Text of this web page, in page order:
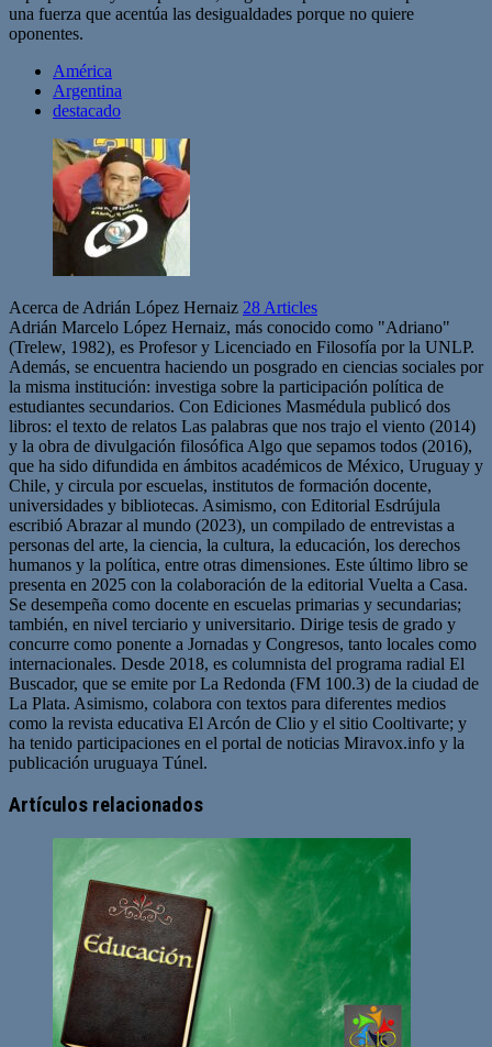
una fuerza que acentúa las desigualdades porque no quiere
oponentes.
América
Argentina
destacado
Acerca de Adrián López Hernaiz 28 Articles
Adrián Marcelo López Hernaiz, más conocido como "Adriano"
(Trelew, 1982), es Profesor y Licenciado en Filosofía por la UNLP.
Además, se encuentra haciendo un posgrado en ciencias sociales por
la misma institución: investiga sobre la participación política de
estudiantes secundarios. Con Ediciones Masmédula publicó dos
libros: el texto de relatos Las palabras que nos trajo el viento (2014)
y la obra de divulgación filosófica Algo que sepamos todos (2016),
que ha sido difundida en ámbitos académicos de México, Uruguay y
Chile, y circula por escuelas, institutos de formación docente,
universidades y bibliotecas. Asimismo, con Editorial Esdrújula
escribió Abrazar al mundo (2023), un compilado de entrevistas a
personas del arte, la ciencia, la cultura, la educación, los derechos
humanos y la política, entre otras dimensiones. Este último libro se
presenta en 2025 con la colaboración de la editorial Vuelta a Casa.
Se desempeña como docente en escuelas primarias y secundarias;
también, en nivel terciario y universitario. Dirige tesis de grado y
concurre como ponente a Jornadas y Congresos, tanto locales como
internacionales. Desde 2018, es columnista del programa radial El
Buscador, que se emite por La Redonda (FM 100.3) de la ciudad de
La Plata. Asimismo, colabora con textos para diferentes medios
como la revista educativa El Arcón de Clio y el sitio Cooltivarte; y
ha tenido participaciones en el portal de noticias Miravox.info y la
publicación uruguaya Túnel.
web
Artículos relacionados